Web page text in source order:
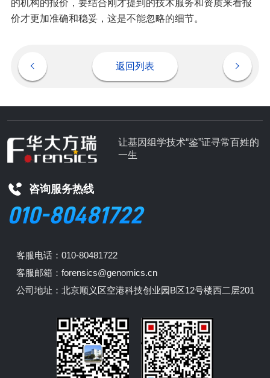
的机构的报价，要结合刚才提到的技术服务和资质来看报
价才更加准确和稳妥，这是不能忽略的细节。
返回列表
让基因组学技术“鉴”证寻常百姓的
一生
咨询服务热线
010-80481722
客服电话：010-80481722
客服邮箱：forensics@genomics.cn
公司地址：北京顺义区空港科技创业园B区12号楼西二层201